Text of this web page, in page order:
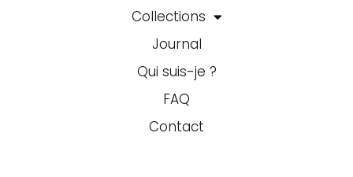
Collections
Journal
Qui suis-je ?
FAQ
Contact